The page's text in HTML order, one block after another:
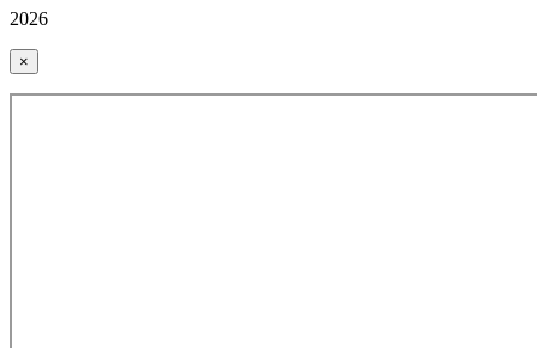
2026
×